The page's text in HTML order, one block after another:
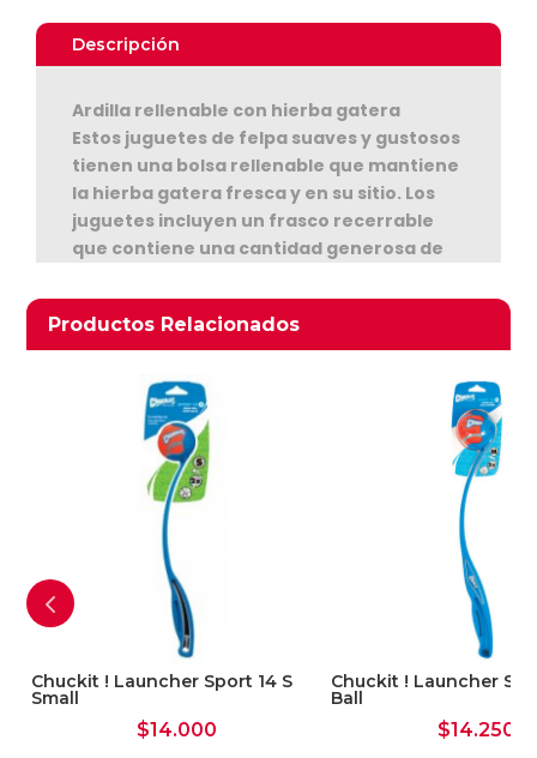
Seguir Comprando
Descripción
Ardilla rellenable con hierba gatera
Estos juguetes de felpa suaves y gustosos
tienen una bolsa rellenable que mantiene
la hierba gatera fresca y en su sitio. Los
juguetes incluyen un frasco recerrable
que contiene una cantidad generosa de
calidad . Cuando el aroma de la hierba
gatera empiece a perderse, basta con
que añada hierba gatera fresca para otra
ronda de diversión. La hierba gatera se
puede guardar en el congelador para
conservar su frescura. El juguete se
puede meter en la lavadora si se saca la
hierba gatera
Productos Relacionados
Productos relacionados
Chuckit ! Launcher Sport 14 S
Small
$14.000
Chuckit ! Launcher
Ball
$14.250